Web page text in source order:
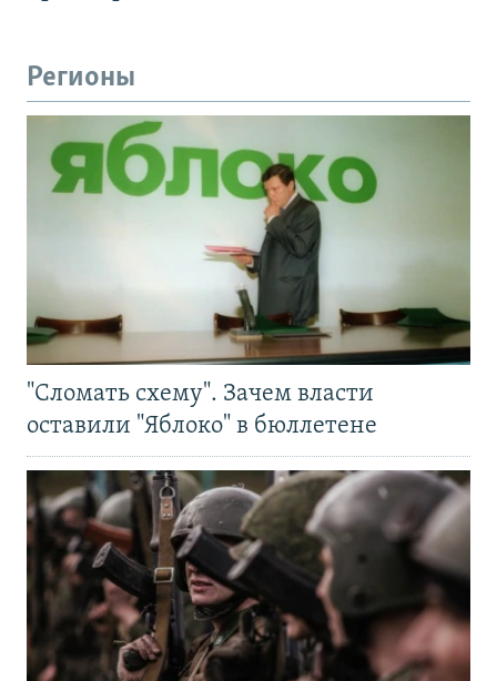
Регионы
"Сломать схему". Зачем власти
оставили "Яблоко" в бюллетене